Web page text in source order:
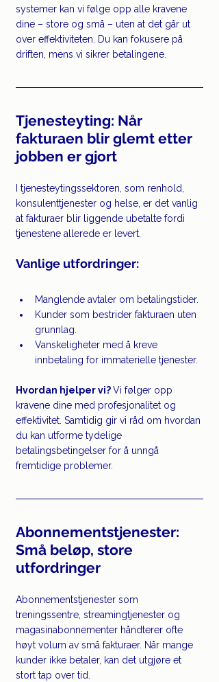
systemer kan vi følge opp alle kravene
dine – store og små – uten at det går ut
over effektiviteten. Du kan fokusere på
driften, mens vi sikrer betalingene.
Tjenesteyting: Når
fakturaen blir glemt etter
jobben er gjort
I tjenesteytingssektoren, som renhold,
konsulenttjenester og helse, er det vanlig
at fakturaer blir liggende ubetalte fordi
tjenestene allerede er levert.
Vanlige utfordringer:
Manglende avtaler om betalingstider.
Kunder som bestrider fakturaen uten
grunnlag.
Vanskeligheter med å kreve
innbetaling for immaterielle tjenester.
Hvordan hjelper vi? Vi følger opp
kravene dine med profesjonalitet og
effektivitet. Samtidig gir vi råd om hvordan
du kan utforme tydelige
betalingsbetingelser for å unngå
fremtidige problemer.
Abonnementstjenester:
Små beløp, store
utfordringer
Abonnementstjenester som
treningssentre, streamingtjenester og
magasinabonnementer håndterer ofte
høyt volum av små fakturaer. Når mange
kunder ikke betaler, kan det utgjøre et
stort tap over tid.